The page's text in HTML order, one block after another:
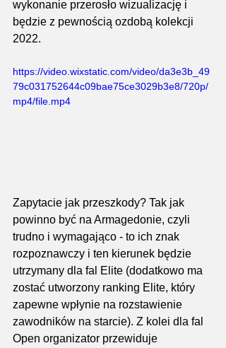
wykonanie przerosło wizualizację i
będzie z pewnością ozdobą kolekcji
2022.
https://video.wixstatic.com/video/da3e3b_49
79c031752644c09bae75ce3029b3e8/720p/
mp4/file.mp4
Zapytacie jak przeszkody? Tak jak
powinno być na Armagedonie, czyli
trudno i wymagająco - to ich znak
rozpoznawczy i ten kierunek będzie
utrzymany dla fal Elite (dodatkowo ma
zostać utworzony ranking Elite, który
zapewne wpłynie na rozstawienie
zawodników na starcie). Z kolei dla fal
Open organizator przewiduje